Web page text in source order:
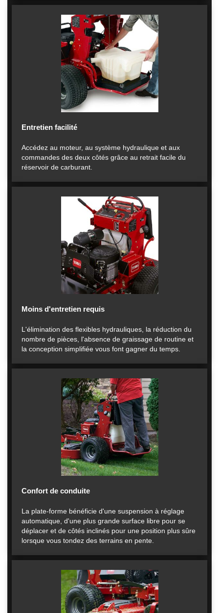
Entretien facilité
Accédez au moteur, au système hydraulique et aux
commandes des deux côtés grâce au retrait facile du
réservoir de carburant.
Moins d'entretien requis
L'élimination des flexibles hydrauliques, la réduction du
nombre de pièces, l'absence de graissage de routine et
la conception simplifiée vous font gagner du temps.
Confort de conduite
La plate-forme bénéficie d'une suspension à réglage
automatique, d'une plus grande surface libre pour se
déplacer et de côtés inclinés pour une position plus sûre
lorsque vous tondez des terrains en pente.